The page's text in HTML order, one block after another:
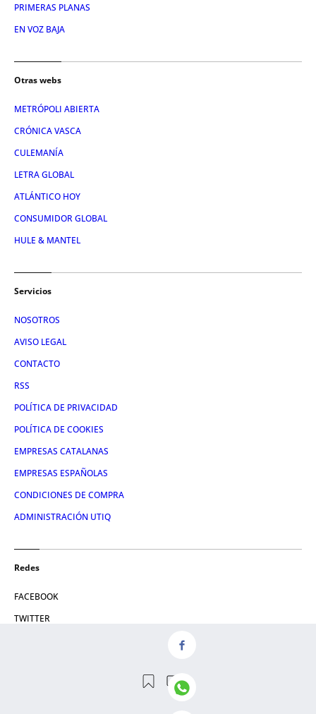
PRIMERAS PLANAS
EN VOZ BAJA
Otras webs
METRÓPOLI ABIERTA
CRÓNICA VASCA
CULEMANÍA
LETRA GLOBAL
ATLÁNTICO HOY
CONSUMIDOR GLOBAL
HULE & MANTEL
Servicios
NOSOTROS
AVISO LEGAL
CONTACTO
RSS
POLÍTICA DE PRIVACIDAD
POLÍTICA DE COOKIES
EMPRESAS CATALANAS
EMPRESAS ESPAÑOLAS
CONDICIONES DE COMPRA
ADMINISTRACIÓN UTIQ
Redes
FACEBOOK
TWITTER